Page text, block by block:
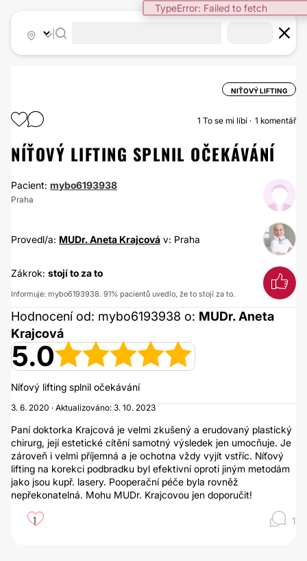
TypeError: Failed to fetch
NIŤOVÝ LIFTING
1 To se mi líbí 1 komentář
NÍŤOVÝ LIFTING SPLNIL OČEKÁVÁNÍ
Pacient: mybo6193938
Praha
Provedl/a: MUDr. Aneta Krajcová v: Praha
Zákrok: stojí to za to
Informuje: mybo6193938. 91% pacientů uvedlo, že to stojí za to.
Hodnocení od: mybo6193938 o: MUDr. Aneta
Krajcová
5.0
Níťový lifting splnil očekávání
3. 6. 2020 · Aktualizováno: 3. 10. 2023
Paní doktorka Krajcová je velmi zkušený a erudovaný plastický
chirurg, její estetické cítění samotný výsledek jen umocňuje. Je
zároveň i velmi příjemná a je ochotna vždy vyjít vstříc. Níťový
lifting na korekci podbradku byl efektivní oproti jiným metodám
jako jsou kupř. lasery. Pooperační péče byla rovněž
nepřekonatelná. Mohu MUDr. Krajcovou jen doporučit!
1 1